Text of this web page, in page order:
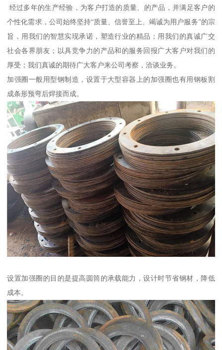
经过多年的生产经验，为客户打造的质量、的产品，并满足客户的
个性化需求，公司始终坚持“质量、信誉至上、竭诚为用户服务”的宗
旨，用我们的智慧实现承诺，塑造行业的精品；用我们的真诚广交
社会各界朋友；以具竞争力的产品和的服务回报广大客户对我们的
厚受；我们真诚的期待广大客户来公司考察，洽谈业务。
加强圈一般用型钢制造，设置于大型容器上的加强圈也有用钢板割
成条形预弯后焊接而成。
设置加强圈的目的是提高圆筒的承载能力，设计时节省钢材，降低
成本。